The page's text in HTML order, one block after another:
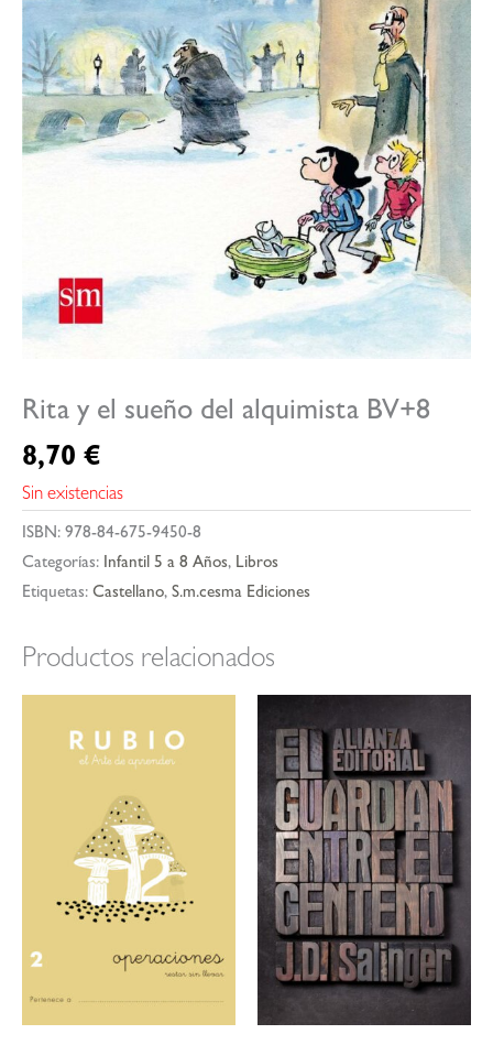
Rita y el sueño del alquimista BV+8
8,70 €
Sin existencias
ISBN: 978-84-675-9450-8
Categorías: Infantil 5 a 8 Años, Libros
Etiquetas: Castellano, S.m.cesma Ediciones
Productos relacionados